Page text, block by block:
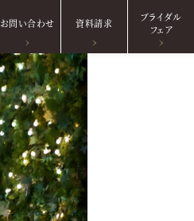
お問い合わせ 資料請求
ブライダル
フェア